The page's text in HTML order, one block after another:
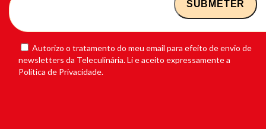
Autorizo o tratamento do meu email para efeito de envio de
newsletters da Teleculinária. Li e aceito expressamente a
Política de Privacidade.